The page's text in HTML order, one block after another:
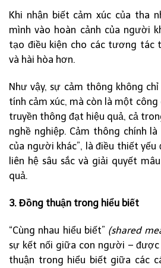
Khi nhận biết cảm xúc của tha
mình vào hoàn cảnh của người
tạo điều kiện cho các tương tác
và hài hòa hơn.
Như vậy, sự cảm thông không
tính cảm xúc, mà còn là một
truyền thông đạt hiệu quả, cả
nghề nghiệp. Cảm thông chính
của người khác”, là điều thiết
liên hệ sâu sắc và giải quyết
quả.
3. Đồng thuận trong hiểu biết
“Cùng nhau hiểu biết” (shared
sự kết nối giữa con người – được
thuận trong hiểu biết giữa các